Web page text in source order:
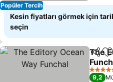
Popüler Tercih
Kesin fiyatları görmek için
seçin
Paylaş
The
5 Yıldız
9,2